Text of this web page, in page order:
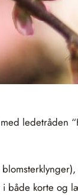
ledetråden
både korte og